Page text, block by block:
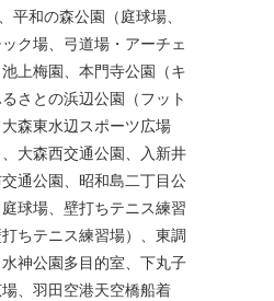
平和の森公園（庭球場、
ク場、弓道場・アーチェ
上梅園、本門寺公園（キ
さとの浜辺公園（フット
森東水辺スポーツ広場
、大森西交通公園、入新井
通公園、昭和島二丁目公
球場、壁打ちテニス練習
ちテニス練習場）、東調
神公園多目的室、下丸子
、羽田空港天空橋船着